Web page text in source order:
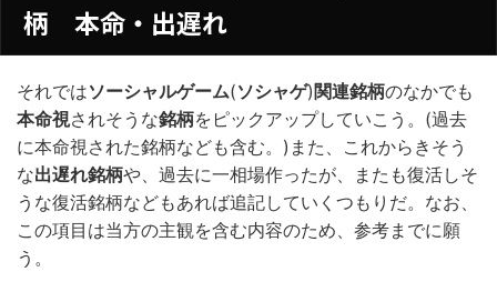
柄 本命・出遅れ
それではソーシャルゲーム(ソシャゲ)関連銘柄のなかでも
本命視されそうな銘柄をピックアップしていこう。(過去
に本命視された銘柄なども含む。)また、これからきそう
な出遅れ銘柄や、過去に一相場作ったが、またも復活しそ
うな復活銘柄などもあれば追記していくつもりだ。なお、
この項目は当方の主観を含む内容のため、参考までに願
う。